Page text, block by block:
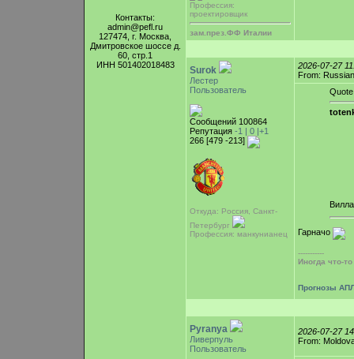
Контакты:
admin@pefl.ru
127474, г. Москва,
Дмитровское шоссе д.
60, стр.1
ИНН 501402018483
Профессия:
проектировщик
зам.през.ФФ Италии
Surok
Лестер
Пользователь
Сообщений 100864
Репутация -1 | 0 |+1
266 [479 -213]
Откуда: Россия, Санкт-
Петербург
Профессия: манкунианец
2026-07-27
From:
Quote
Гарначо
-----------
Иногда что-
Прогнозы
Pyranya
Ливерпуль
Пользователь
2026-07-27
From: